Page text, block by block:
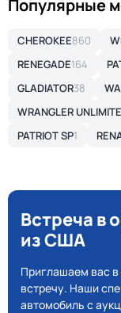
Популярные
CHEROKEE860
RENEGADE164
GLADIATOR38
WRANGLER
PATRIOT SP1
Встреча в
из США
Приглашаем вас в
встречу. Наши
автомобиль с